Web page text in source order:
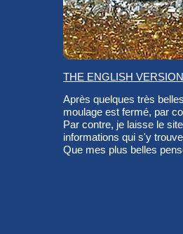
THE ENGLISH
Après quelques très
moulage est fermé, par
Par contre, je laisse le
informations qui s'y
Que mes plus belles